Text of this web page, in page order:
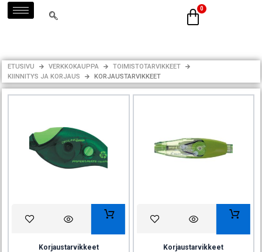
Siirry
sisältöön
ETUSIVU VERKKOKAUPPA
TOIMISTOTARVIKKEET
KIINNITYS JA KORJAUS
KORJAUSTARVIKKEET
Korjaustarvikkeet Korjaustarvikkeet